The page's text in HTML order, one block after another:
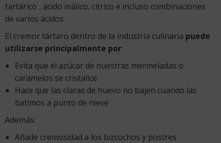
tartárico , ácido málico, cítrico e incluso combinaciones
de varios ácidos.
El cremor tártaro dentro de la industria culinaria puede
utilizarse principalmente por:
Evita que el azúcar de nuestras mermeladas o
caramelos se cristalice
Hace que las claras de huevo no bajen cuando las
batimos a punto de nieve
Además:
Añade cremosidad a los bizcochos y postres